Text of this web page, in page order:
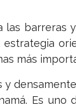
las barreras
más
y
Es uno